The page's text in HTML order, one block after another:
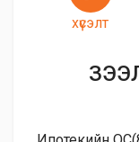
хүсэлт